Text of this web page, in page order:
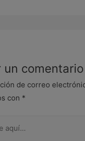
un comentario
de correo
con *